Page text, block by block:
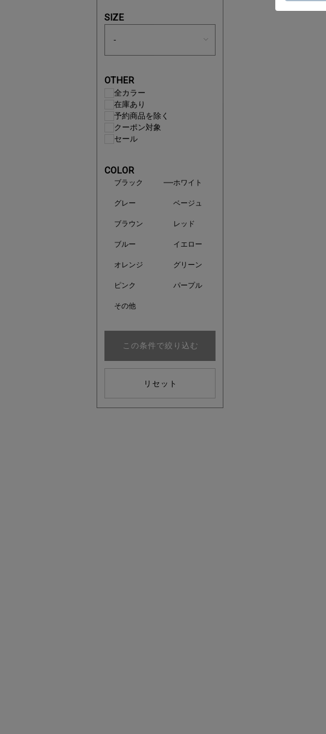
SIZE
OTHER
全カラー
在庫あり
予約商品を除く
クーポン対象
セール
COLOR
ブラック ホワイト
グレー ベージュ
ブラウン レッド
ブルー イエロー
オレンジ グリーン
ピンク パープル
その他
この条件で絞り込む
リセット